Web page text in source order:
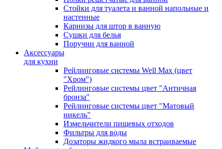
Стойки для туалета и ванной напольные и
настенные
Карнизы для штор в ванную
Сушки для белья
Поручни для ванной
Аксессуары
для кухни
Рейлинговые системы Well Max (цвет
"Хром")
Рейлинговые системы цвет "Античная
бронза"
Рейлинговые системы цвет "Матовый
никель"
Измельчители пищевых отходов
Фильтры для воды
Дозаторы жидкого мыла встраиваемые